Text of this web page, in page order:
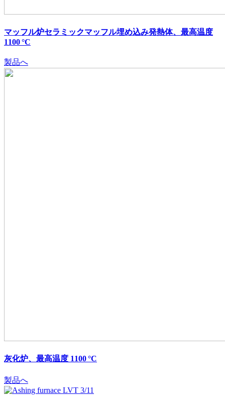
マッフル炉セラミックマッフル埋め込み発熱体、最高温度
1100 °C
製品へ
灰化炉、最高温度 1100 °C
製品へ